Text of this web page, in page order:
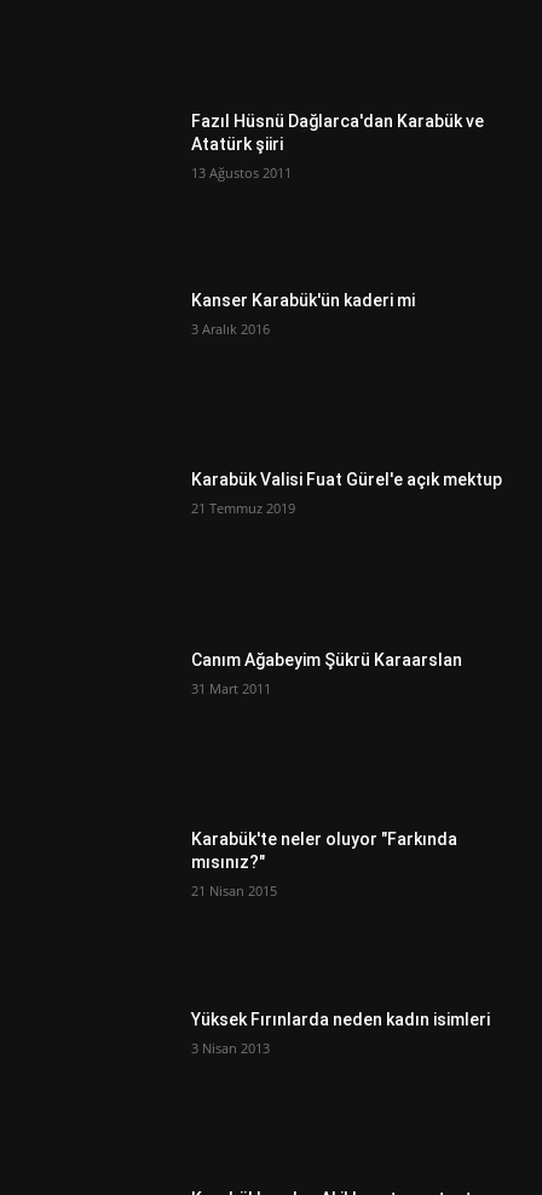
Fazıl Hüsnü Dağlarca'dan Karabük ve
Atatürk şiiri
13 Ağustos 2011
Kanser Karabük'ün kaderi mi
3 Aralık 2016
Karabük Valisi Fuat Gürel'e açık mektup
21 Temmuz 2019
Canım Ağabeyim Şükrü Karaarslan
31 Mart 2011
Karabük'te neler oluyor "Farkında
mısınız?"
21 Nisan 2015
Yüksek Fırınlarda neden kadın isimleri
3 Nisan 2013